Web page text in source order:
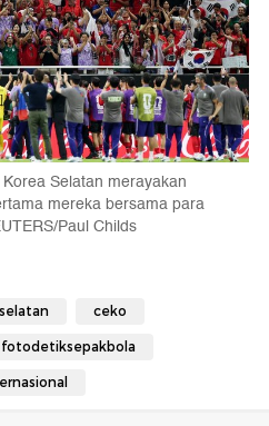
Selatan merayakan
mereka bersama para
Paul Childs
ceko
fotodetiksepakbola